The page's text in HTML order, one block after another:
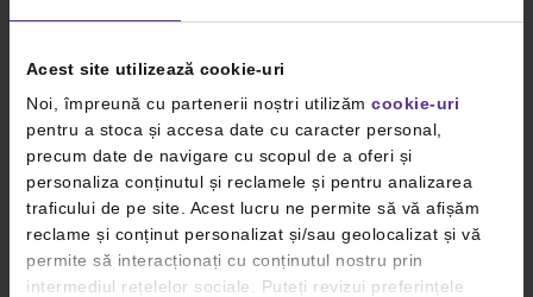
Acest site utilizează cookie-uri
Noi, împreună cu partenerii noștri utilizăm cookie-uri
pentru a stoca și accesa date cu caracter personal,
precum date de navigare cu scopul de a oferi și
personaliza conținutul și reclamele și pentru analizarea
traficului de pe site. Acest lucru ne permite să vă afișăm
reclame și conținut personalizat și/sau geolocalizat și vă
permite să interacționați cu conținutul nostru prin
intermediul rețelelor sociale. Puteți revizui preferințele